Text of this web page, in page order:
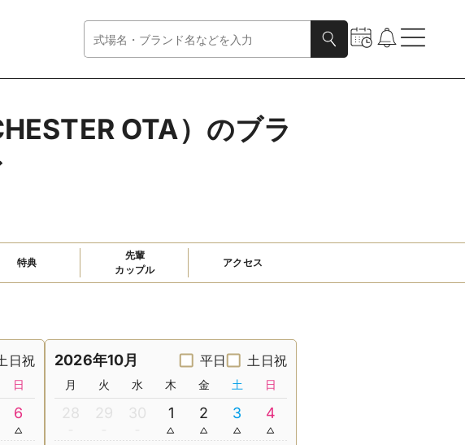
OTA）のブラ
特典
先輩
カップル
アクセス
日祝
日
6
2026年10月 平日 土日祝
月 火 水 木 金 土 日
28 29 30 1 2 3 4